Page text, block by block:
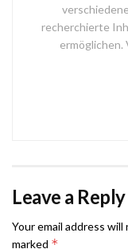
recherchierte
ermöglichen.
Leave a Reply
Your email address
marked *